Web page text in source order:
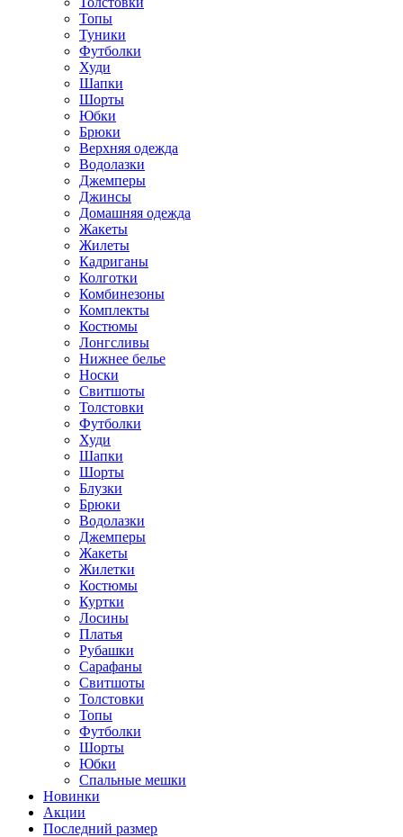
Топы
Туники
Футболки
Худи
Шапки
Шорты
Юбки
Брюки
Верхняя одежда
Водолазки
Джемперы
Джинсы
Домашняя одежда
Жакеты
Жилеты
Кадриганы
Колготки
Комбинезоны
Комплекты
Костюмы
Лонгсливы
Нижнее белье
Носки
Свитшоты
Толстовки
Футболки
Худи
Шапки
Шорты
Блузки
Брюки
Водолазки
Джемперы
Жакеты
Жилетки
Костюмы
Куртки
Лосины
Платья
Рубашки
Сарафаны
Свитшоты
Толстовки
Топы
Футболки
Шорты
Юбки
Спальные мешки
Новинки
Акции
Последний размер